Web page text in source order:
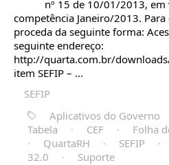
nº 15 de 10/01/2013,
competência Janeiro/2013.
proceda da seguinte forma:
seguinte endereço:
http://quarta.com.br/
item SEFIP – ...
SEFIP
Aplicativos do Governo
Tabela
· CEF · Folha
·
QuartaRH · SEFIP ·
32.0
· Suporte